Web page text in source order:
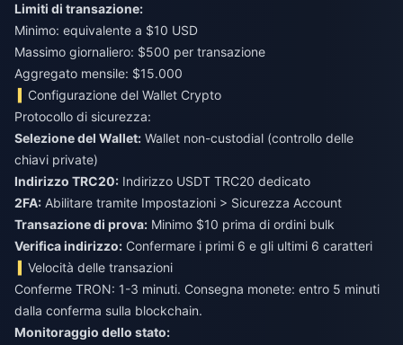
Limiti di transazione:
Minimo: equivalente a $10 USD
Massimo giornaliero: $500 per transazione
Aggregato mensile: $15.000
Configurazione del Wallet Crypto
Protocollo di sicurezza:
Selezione del Wallet: Wallet non-custodial (controllo delle
chiavi private)
Indirizzo TRC20: Indirizzo USDT TRC20 dedicato
2FA: Abilitare tramite Impostazioni > Sicurezza Account
Transazione di prova: Minimo $10 prima di ordini bulk
Verifica indirizzo: Confermare i primi 6 e gli ultimi 6 caratteri
Velocità delle transazioni
Conferme TRON: 1-3 minuti. Consegna monete: entro 5 minuti
dalla conferma sulla blockchain.
Monitoraggio dello stato: